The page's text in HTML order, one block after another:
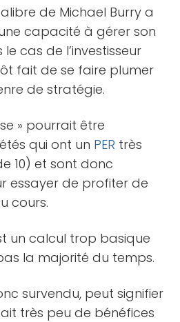
de Michael Burry a
capacité à gérer son
le cas de l’investisseur
fait de se faire plumer
de stratégie.
» pourrait être
qui ont un PER très
10) et sont donc
essayer de profiter de
cours.
un calcul trop basique
la majorité du temps.
survendu, peut signifier
très peu de bénéfices